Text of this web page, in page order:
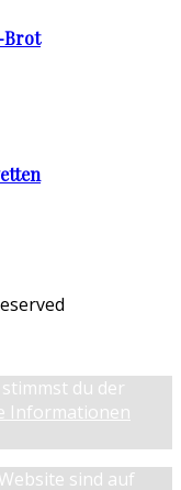
Brot
du der
Informationen
sind auf